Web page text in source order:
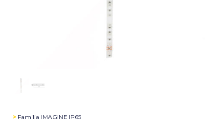
> Familia IMAGINE IP65